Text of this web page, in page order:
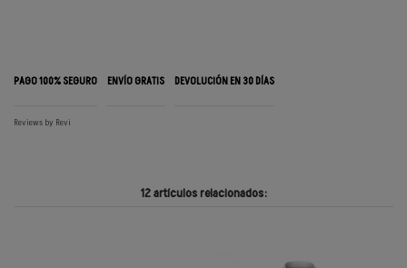
PAGO 100% SEGURO ENVÍO GRATIS DEVOLUCIÓN EN 30 DÍAS
Reviews by Revi
12 artículos relacionados: